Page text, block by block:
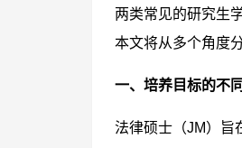
两类常见的研究生
本文将从多个角度
一、培养目标的不同
法律硕士（JM）旨